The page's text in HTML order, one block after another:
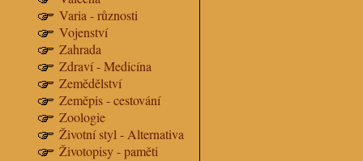
Varia - různosti
Vojenství
Zahrada
Zdraví - Medicína
Zemědělství
Zeměpis - cestování
Zoologie
Životní styl - Alternativa
Životopisy - paměti